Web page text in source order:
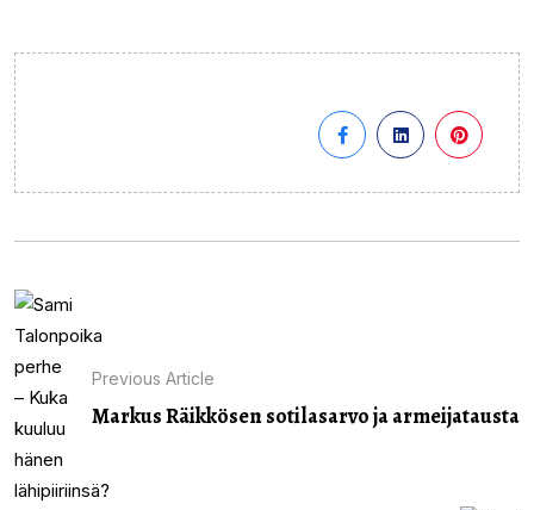
Previous Article
Markus Räikkösen sotilasarvo ja armeijatausta